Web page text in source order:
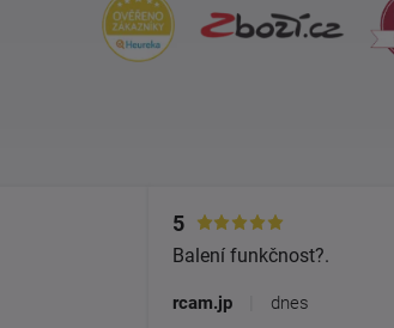
5
Balení funkčnost?.
rcam.jp dnes